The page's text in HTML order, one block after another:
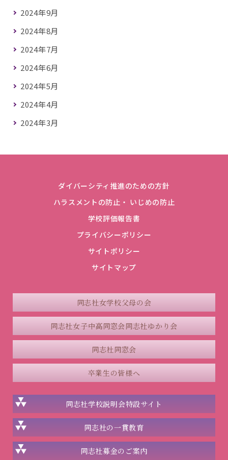
2024年9月
2024年8月
2024年7月
2024年6月
2024年5月
2024年4月
2024年3月
ダイバーシティ推進のための方針
ハラスメントの防止・ いじめの防止
学校評価報告書
プライバシーポリシー
サイトポリシー
サイトマップ
同志社女学校父母の会
同志社女子中高同窓会同志社ゆかり会
同志社同窓会
卒業生の皆様へ
同志社学校説明会特設サイト
同志社の一貫教育
同志社募金のご案内